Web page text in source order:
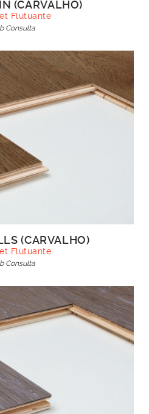
(CARVALHO)
Flutuante
Consulta
(CARVALHO)
Flutuante
Consulta